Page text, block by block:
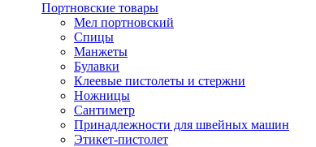
Портновские товары
Мел портновский
Спицы
Манжеты
Булавки
Клеевые пистолеты и стержни
Ножницы
Сантиметр
Принадлежности для швейных машин
Этикет-пистолет